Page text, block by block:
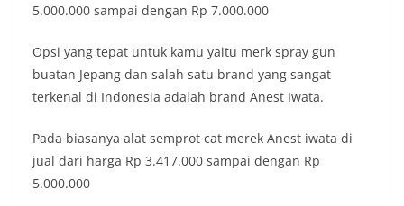
5.000.000 sampai dengan Rp 7.000.000
Opsi yang tepat untuk kamu yaitu merk spray gun
buatan Jepang dan salah satu brand yang sangat
terkenal di Indonesia adalah brand Anest Iwata.
Pada biasanya alat semprot cat merek Anest iwata di
jual dari harga Rp 3.417.000 sampai dengan Rp
5.000.000